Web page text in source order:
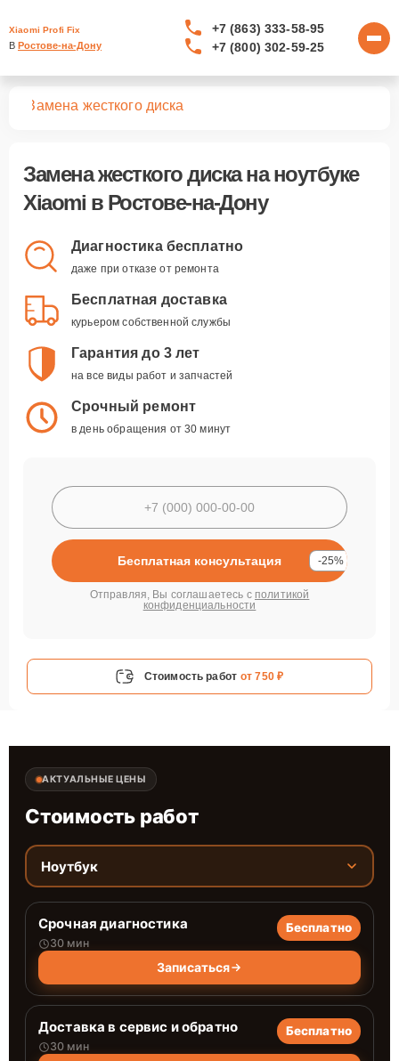
Xiaomi Profi Fix
В Ростове-на-Дону
+7 (863) 333-58-95
+7 (800) 302-59-25
Замена жесткого диска
Замена жесткого дискана ноутбуке
Xiaomi в Ростове-на-Дону
Диагностика бесплатно
даже при отказе от ремонта
Бесплатная доставка
курьером собственной службы
Гарантия до 3 лет
на все виды работ и запчастей
Срочный ремонт
в день обращения от 30 минут
Бесплатная консультация -25%
Отправляя, Вы соглашаетесь с политикой
конфиденциальности
Стоимость работ от 750 ₽
АКТУАЛЬНЫЕ ЦЕНЫ
Стоимость работ
Ноутбук
Срочная диагностика
30 мин
Бесплатно
Записаться
Доставка в сервис и обратно
30 мин
Бесплатно